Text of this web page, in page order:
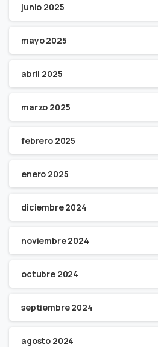
junio 2025
mayo 2025
abril 2025
marzo 2025
febrero 2025
enero 2025
diciembre 2024
noviembre 2024
octubre 2024
septiembre 2024
agosto 2024